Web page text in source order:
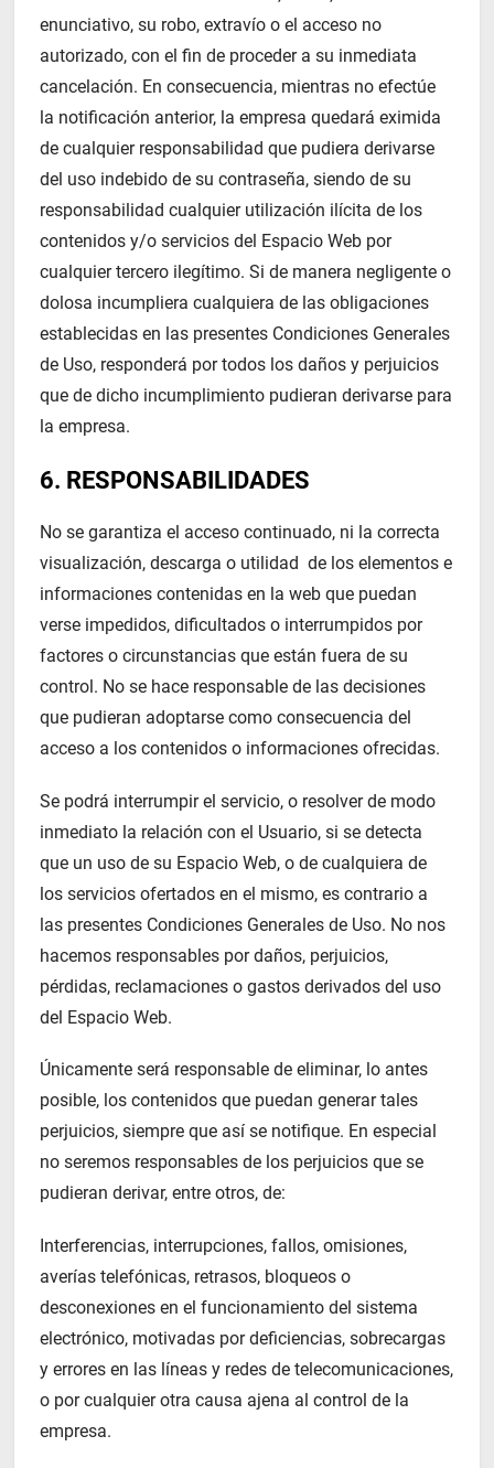
enunciativo, su robo, extravío o el acceso no
autorizado, con el fin de proceder a su inmediata
cancelación. En consecuencia, mientras no efectúe
la notificación anterior, la empresa quedará eximida
de cualquier responsabilidad que pudiera derivarse
del uso indebido de su contraseña, siendo de su
responsabilidad cualquier utilización ilícita de los
contenidos y/o servicios del Espacio Web por
cualquier tercero ilegítimo. Si de manera negligente o
dolosa incumpliera cualquiera de las obligaciones
establecidas en las presentes Condiciones Generales
de Uso, responderá por todos los daños y perjuicios
que de dicho incumplimiento pudieran derivarse para
la empresa.
6. RESPONSABILIDADES
No se garantiza el acceso continuado, ni la correcta
visualización, descarga o utilidad de los elementos e
informaciones contenidas en la web que puedan
verse impedidos, dificultados o interrumpidos por
factores o circunstancias que están fuera de su
control. No se hace responsable de las decisiones
que pudieran adoptarse como consecuencia del
acceso a los contenidos o informaciones ofrecidas.
Se podrá interrumpir el servicio, o resolver de modo
inmediato la relación con el Usuario, si se detecta
que un uso de su Espacio Web, o de cualquiera de
los servicios ofertados en el mismo, es contrario a
las presentes Condiciones Generales de Uso. No nos
hacemos responsables por daños, perjuicios,
pérdidas, reclamaciones o gastos derivados del uso
del Espacio Web.
Únicamente será responsable de eliminar, lo antes
posible, los contenidos que puedan generar tales
perjuicios, siempre que así se notifique. En especial
no seremos responsables de los perjuicios que se
pudieran derivar, entre otros, de:
Interferencias, interrupciones, fallos, omisiones,
averías telefónicas, retrasos, bloqueos o
desconexiones en el funcionamiento del sistema
electrónico, motivadas por deficiencias, sobrecargas
y errores en las líneas y redes de telecomunicaciones,
o por cualquier otra causa ajena al control de la
empresa.